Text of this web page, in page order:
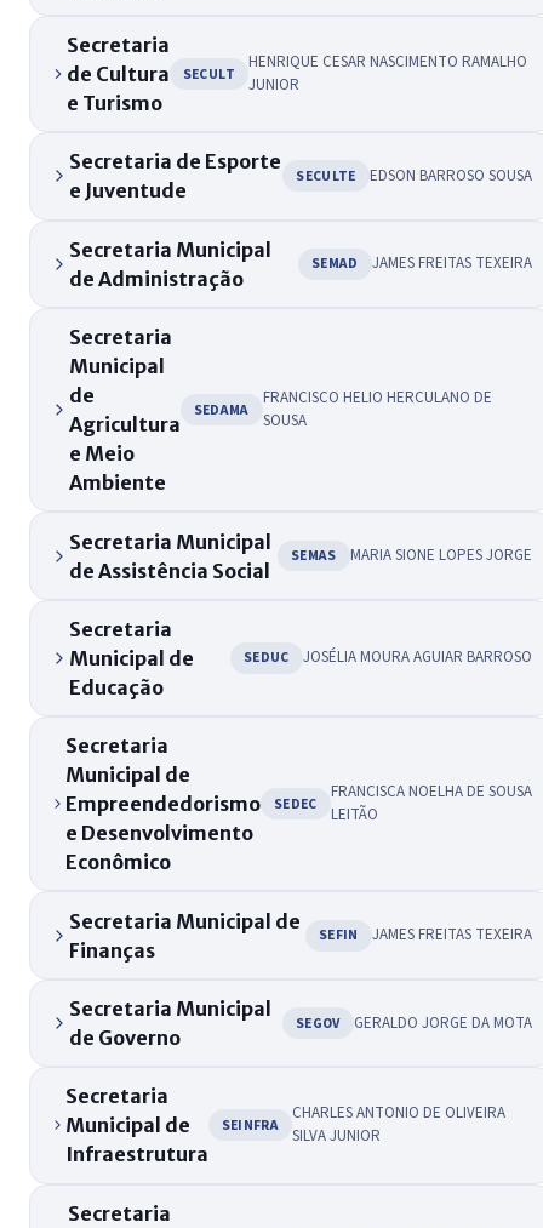
Secretaria
de Cultura
e Turismo
SECULT
HENRIQUE CESAR NASCIMENTO RAMALHO
JUNIOR
Secretaria de Esporte
e Juventude
SECULTE EDSON BARROSO SOUSA
Secretaria Municipal
de Administração
SEMAD JAMES FREITAS TEXEIRA
Secretaria
Municipal
de
Agricultura
e Meio
Ambiente
SEDAMA
FRANCISCO HELIO HERCULANO DE
SOUSA
Secretaria Municipal
de Assistência Social
SEMAS MARIA SIONE LOPES JORGE
Secretaria
Municipal de
Educação
SEDUC JOSÉLIA MOURA AGUIAR BARROSO
Secretaria
Municipal de
Empreendedorismo
e Desenvolvimento
Econômico
SEDEC
FRANCISCA NOELHA DE SOUSA
LEITÃO
Secretaria Municipal de
Finanças
SEFIN JAMES FREITAS TEXEIRA
Secretaria Municipal
de Governo
SEGOV GERALDO JORGE DA MOTA
Secretaria
Municipal de
Infraestrutura
SEINFRA
CHARLES ANTONIO DE OLIVEIRA
SILVA JUNIOR
Secretaria